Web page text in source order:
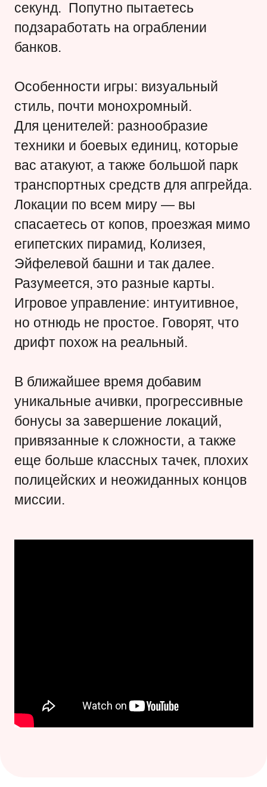
секунд. Попутно пытаетесь
подзаработать на ограблении
банков.
Особенности игры: визуальный
стиль, почти монохромный.
Для ценителей: разнообразие
техники и боевых единиц, которые
вас атакуют, а также большой парк
транспортных средств для апгрейда.
Локации по всем миру — вы
спасаетесь от копов, проезжая мимо
египетских пирамид, Колизея,
Эйфелевой башни и так далее.
Разумеется, это разные карты.
Игровое управление: интуитивное,
но отнюдь не простое. Говорят, что
дрифт похож на реальный.
В ближайшее время добавим
уникальные ачивки, прогрессивные
бонусы за завершение локаций,
привязанные к сложности, а также
еще больше классных тачек, плохих
полицейских и неожиданных концов
миссии.